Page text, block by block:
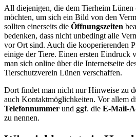
All diejenigen, die dem Tierheim Lünen
möchten, um sich ein Bild von den
sollten einerseits die Öffnungszeiten
bedenken, dass nicht unbedingt alle
vor Ort sind. Auch die kooperierenden
einige der Tiere. Einen ersten Eindruck
man sich online über die Internetseite
Tierschutzverein Lünen verschaffen.
Dort findet man nicht nur Hinweise zu
auch Kontaktmöglichkeiten. Vor allem
Telefonnummer und ggf. die E-Mail-
zu nennen.